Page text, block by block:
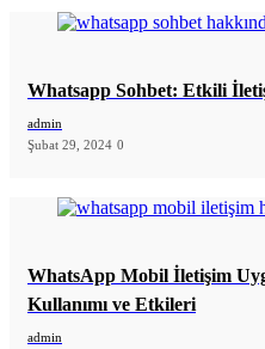
Whatsapp Sohbet: Etkili
admin
Şubat 29, 2024 0
WhatsApp Mobil İletişim
Kullanımı ve Etkileri
admin